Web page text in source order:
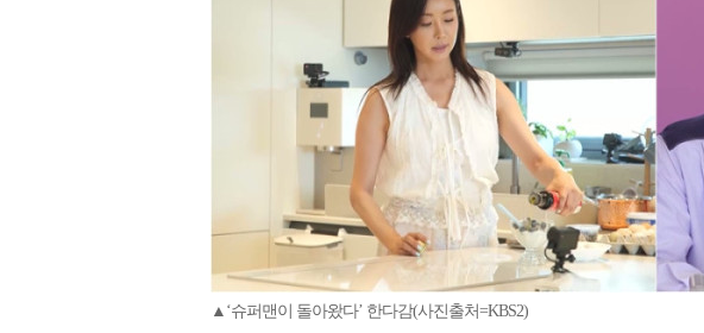
▲‘슈퍼맨이 돌아왔다’ 한다감(사진출처=KBS2)